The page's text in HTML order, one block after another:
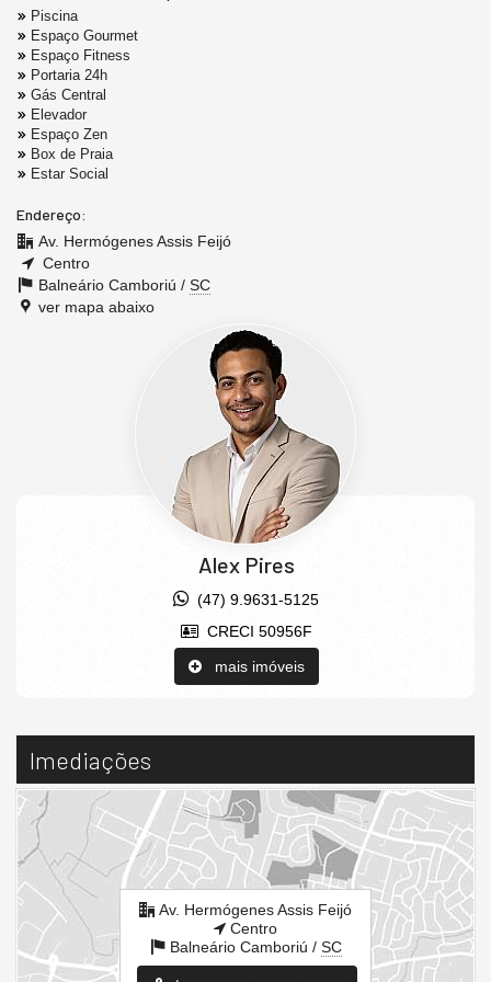
Piscina
Espaço Gourmet
Espaço Fitness
Portaria 24h
Gás Central
Elevador
Espaço Zen
Box de Praia
Estar Social
Endereço:
Av. Hermógenes Assis Feijó
Centro
Balneário Camboriú / SC
ver mapa abaixo
Alex Pires
(47) 9.9631-5125
CRECI 50956F
mais imóveis
Imediações
Av. Hermógenes Assis Feijó
Centro
Balneário Camboriú / SC